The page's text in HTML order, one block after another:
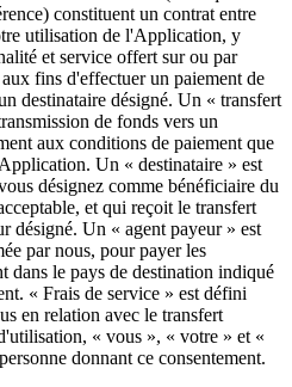
constituent un contrat entre
utilisation de l'Application, y
et service offert sur ou par
fins d'effectuer un paiement de
destinataire désigné. Un « transfert
de fonds vers un
aux conditions de paiement que
Un « destinataire » est
désignez comme bénéficiaire du
et qui reçoit le transfert
désigné. Un « agent payeur » est
par nous, pour payer les
dans le pays de destination indiqué
« Frais de service » est défini
en relation avec le transfert
« vous », « votre » et «
donnant ce consentement.